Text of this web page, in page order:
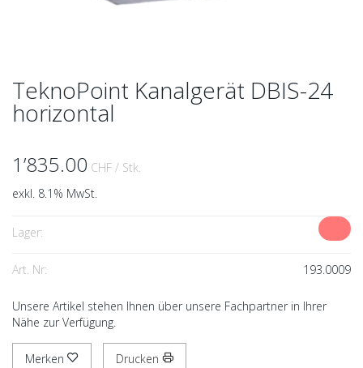
TeknoPoint Kanalgerät DBIS-24
horizontal
1’835.00 CHF / Stk.
exkl. 8.1% MwSt.
Lager:
Art. Nr: 193.0009
Unsere Artikel stehen Ihnen über unsere Fachpartner in Ihrer
Nähe zur Verfügung.
Merken Drucken